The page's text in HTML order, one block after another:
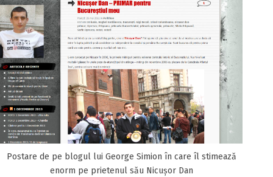
Postare de pe blogul lui George Simion în care îl stimează
enorm pe prietenul său Nicușor Dan